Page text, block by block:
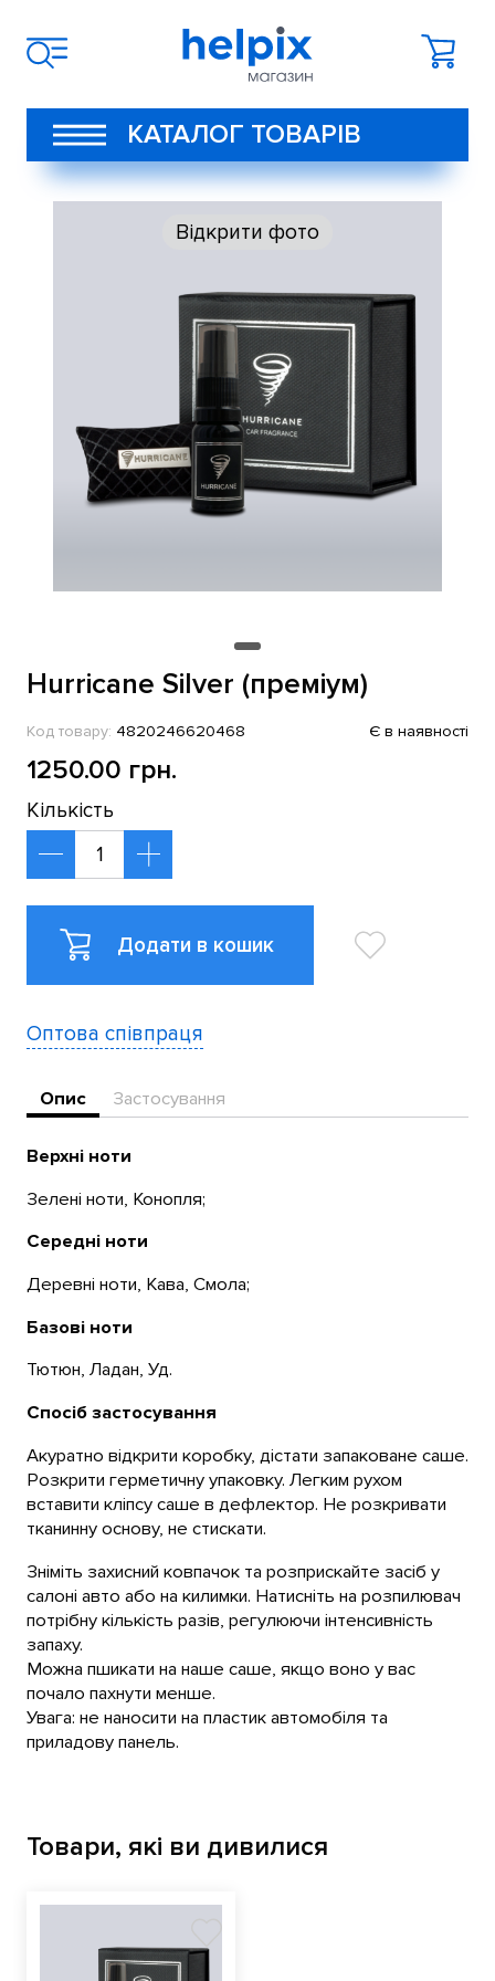
КАТАЛОГ ТОВАРІВ
Відкрити фото
Hurricane Silver (преміум)
Код товару: 4820246620468 Є в наявності
1250.00 грн.
Кількість
Додати в кошик
Оптова співпраця
Опис Застосування
Верхні ноти
Зелені ноти, Конопля;
Середні ноти
Деревні ноти, Кава, Смола;
Базові ноти
Тютюн, Ладан, Уд.
Спосіб застосування
Акуратно відкрити коробку, дістати запаковане саше.
Розкрити герметичну упаковку. Легким рухом
вставити кліпсу саше в дефлектор. Не розкривати
тканинну основу, не стискати.
Зніміть захисний ковпачок та розприскайте засіб у
салоні авто або на килимки. Натисніть на розпилювач
потрібну кількість разів, регулюючи інтенсивність
запаху.
Можна пшикати на наше саше, якщо воно у вас
почало пахнути менше.
Увага: не наносити на пластик автомобіля та
приладову панель.
Товари, які ви дивилися